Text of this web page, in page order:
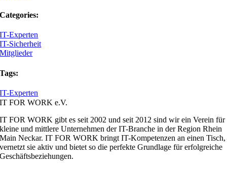
Categories:
IT-Experten
IT-Sicherheit
Mitglieder
Tags:
IT-Experten
IT FOR WORK e.V.
IT FOR WORK gibt es seit 2002 und seit 2012 sind wir ein Verein für
kleine und mittlere Unternehmen der IT-Branche in der Region Rhein
Main Neckar. IT FOR WORK bringt IT-Kompetenzen an einen Tisch,
vernetzt sie aktiv und bietet so die perfekte Grundlage für erfolgreiche
Geschäftsbeziehungen.